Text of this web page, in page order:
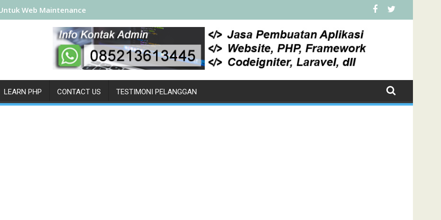
Web Maintenance
LEARN PHP CONTACT US TESTIMONI PELANGGAN